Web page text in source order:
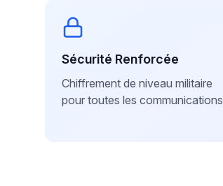
Sécurité Renforcée
Chiffrement de niveau militaire
pour toutes les communications